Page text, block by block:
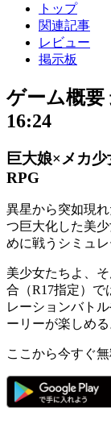
トップ
関連記事
レビュー
掲示板
ゲーム概要
16:24
巨大娘×メカ
RPG
異星から突如現れ
つ巨大化した美
めに戦う シミュ
美少女たちよ、
合（R17指定）で
レーションバトル
ーリーが楽しめる
ここから今すぐ無